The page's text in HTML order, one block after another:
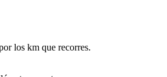
los km que recorres.